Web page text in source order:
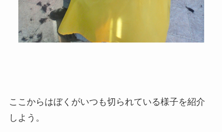
ここからはぼくがいつも切られている様子を紹介
しよう。